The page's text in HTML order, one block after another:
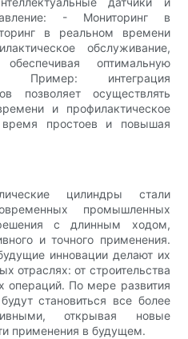
- Мониторинг в
в реальном времени
обслуживание,
оптимальную
- Пример: интеграция
позволяет осуществлять
и профилактическое
простоев и повышая
цилиндры стали
промышленных
с длинным ходом,
и точного применения.
инновации делают их
отраслях: от строительства
операций. По мере развития
становиться все более
открывая новые
применения в будущем.